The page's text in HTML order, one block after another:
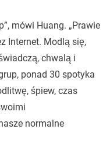
mówi Huang. „Prawie
Internet. Modlą się,
chwalą i
ponad 30 spotyka
śpiew, czas
normalne